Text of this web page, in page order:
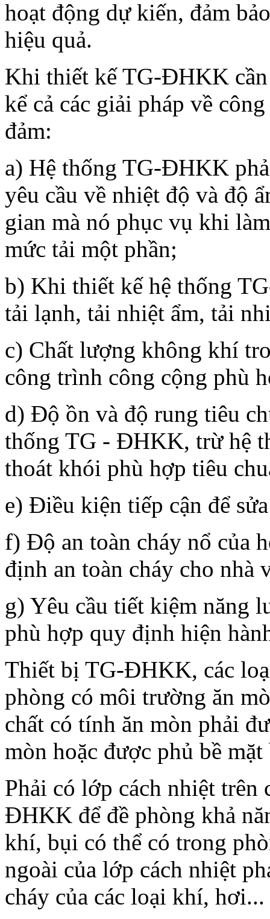
hoạt động dự kiến, đảm
hiệu quả.
Khi thiết kế TG-ĐHKK cần
kể cả các giải pháp về
đảm:
a) Hệ thống TG-ĐHKK
yêu cầu về nhiệt độ và độ
gian mà nó phục vụ khi
mức tải một phần;
b) Khi thiết kế hệ thống
tải lạnh, tải nhiệt ẩm, tải
c) Chất lượng không khí
công trình công cộng phù
d) Độ ồn và độ rung tiêu
thống TG - ĐHKK, trừ hệ
thoát khói phù hợp tiêu
e) Điều kiện tiếp cận để
f) Độ an toàn cháy nổ của
định an toàn cháy cho nhà
g) Yêu cầu tiết kiệm năng
phù hợp quy định hiện
Thiết bị TG-ĐHKK, các
phòng có môi trường ăn
chất có tính ăn mòn phải
mòn hoặc được phủ bề
Phải có lớp cách nhiệt trên
ĐHKK để đề phòng khả
khí, bụi có thể có trong
ngoài của lớp cách nhiệt
cháy của các loại khí, hơi...